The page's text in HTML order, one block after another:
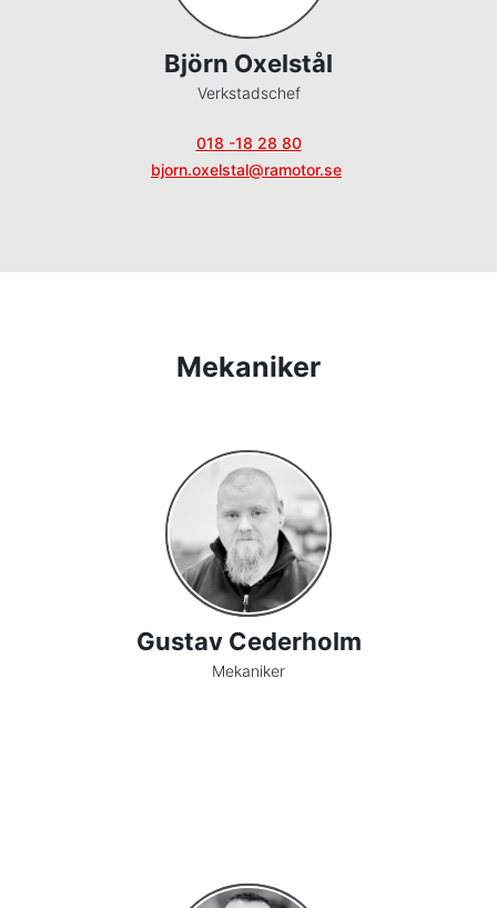
Björn Oxelstål
Verkstadschef
018 -18 28 80
bjorn.oxelstal@ramotor.se
Mekaniker
Gustav Cederholm
Mekaniker